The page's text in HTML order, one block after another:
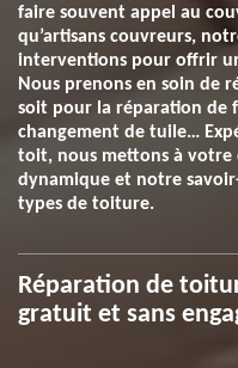
faire souvent appel au
qu’artisans couvreurs,
interventions pour offrir
Nous prenons en soin de
soit pour la réparation de
changement de tuile…
toit, nous mettons à
dynamique et notre
types de toiture.
Réparation de
gratuit et sans